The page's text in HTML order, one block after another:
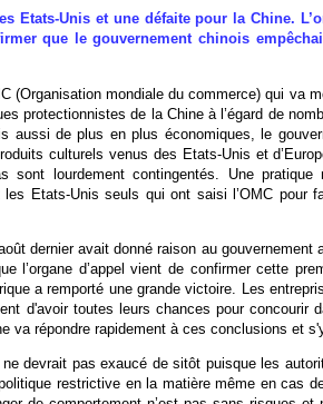
Etats-Unis et une défaite pour la Chine.
que le gouvernement chinois
(Organisation mondiale du commerce) qui va
protectionnistes de la Chine à l’égard de
aussi de plus en plus économiques, le
culturels venus des Etats-Unis et
sont lourdement contingentés. Une
Etats-Unis seuls qui ont saisi l’OMC pour
dernier avait donné raison au
l’organe d’appel vient de confirmer cette
a remporté une grande victoire. Les
d'avoir toutes leurs chances pour concourir
va répondre rapidement à ces conclusions et
devrait pas exaucé de sitôt puisque les
restrictive en la matière même en cas